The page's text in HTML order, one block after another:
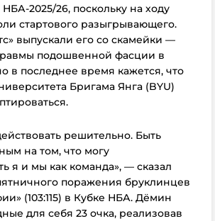
2025/26, поскольку на ходу
стартового разыгрывающего.
выпускали его со скамейки —
подошвенной фасции в
в последнее время кажется, что
Бригама Янга (BYU)
решительно. Быть
на том, что могу
я и мы как команда», — сказал
поражения бруклинцев
(103:115) в Кубке НБА. Дёмин
для себя 23 очка, реализовав